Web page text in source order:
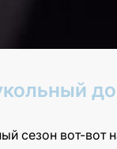
сезон вот-вот